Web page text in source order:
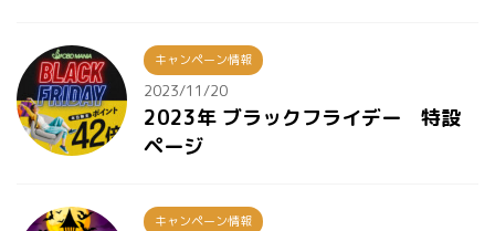
キャンペーン情報
2023/11/20
2023年 ブラックフライデー 特設
ページ
キャンペーン情報